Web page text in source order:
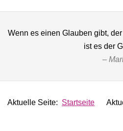
Wenn es einen Glauben gibt,
ist es der
Aktuelle Seite: Startseite